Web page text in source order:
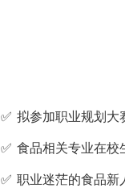
✅ 拟参加职业规划大
✅ 食品相关专业在校
✅ 职业迷茫的食品新